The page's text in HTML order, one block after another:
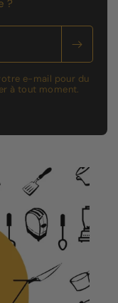
?
e-mail pour du
à tout moment.